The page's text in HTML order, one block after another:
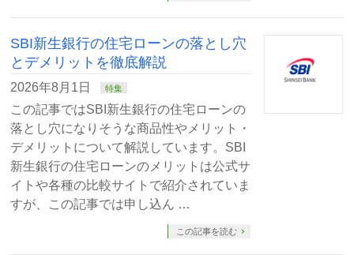
SBI新生銀行の住宅ローンの落とし穴
とデメリットを徹底解説
2026年8月1日 特集
この記事ではSBI新生銀行の住宅ローンの
落とし穴になりそうな商品性やメリット・
デメリットについて解説しています。SBI
新生銀行の住宅ローンのメリットは公式サ
イトや各種の比較サイトで紹介されていま
すが、この記事では申し込ん …
この記事を読む